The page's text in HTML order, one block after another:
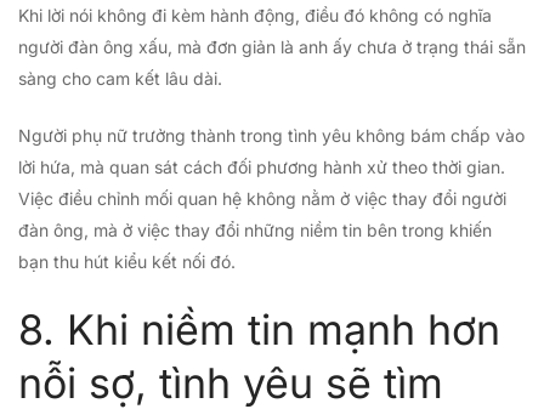
Khi lời nói không đi kèm hành động, điều đó không có nghĩa
người đàn ông xấu, mà đơn giản là anh ấy chưa ở trạng thái sẵn
sàng cho cam kết lâu dài.
Người phụ nữ trưởng thành trong tình yêu không bám chấp vào
lời hứa, mà quan sát cách đối phương hành xử theo thời gian.
Việc điều chỉnh mối quan hệ không nằm ở việc thay đổi người
đàn ông, mà ở việc thay đổi những niềm tin bên trong khiến
bạn thu hút kiểu kết nối đó.
8. Khi niềm tin mạnh hơn
nỗi sợ, tình yêu sẽ tìm